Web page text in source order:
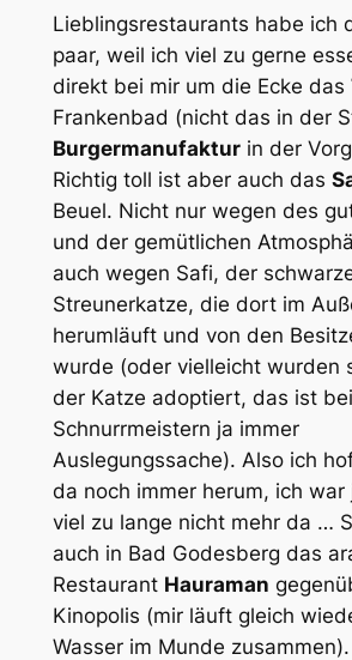
Lieblingsrestaurants habe ich
paar, weil ich viel zu gerne
direkt bei mir um die Ecke das
Frankenbad (nicht das in der
Burgermanufakturin der
Richtig toll ist aber auch das
Beuel. Nicht nur wegen des
und der gemütlichen
auch wegen Safi, der
Streunerkatze, die dort im
herumläuft und von den
wurde (oder vielleicht wurden
der Katze adoptiert, das ist bei
Schnurrmeistern ja immer
Auslegungssache). Also ich
da noch immer herum, ich war
viel zu lange nicht mehr da …
auch in Bad Godesberg das
Restaurant Hauraman
Kinopolis (mir läuft gleich
Wasser im Munde zusammen).